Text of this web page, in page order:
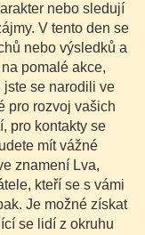
nebo sledují
V tento den se
nebo výsledků a
pomalé akce,
se narodili ve
pro rozvoj vašich
pro kontakty se
mít vážné
znamení Lva,
kteří se s vámi
Je možné získat
se lidí z okruhu